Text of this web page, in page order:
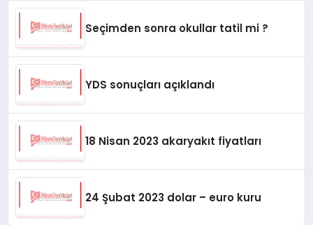
Seçimden sonra okullar tatil mi ?
YDS sonuçları açıklandı
18 Nisan 2023 akaryakıt fiyatları
24 Şubat 2023 dolar – euro kuru